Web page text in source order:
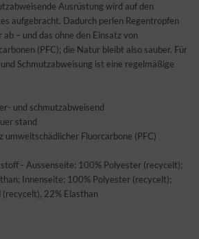
Ausrüstung wird auf den
aufgebracht. Dadurch perlen Regentropfen
– und das ohne den Einsatz von
(PFC); die Natur bleibt also sauber. Für
Schmutzabweisung ist eine regelmäßige
und schmutzabweisend
stand
umweltschädlicher Fluorcarbone (PFC)
- Aussenseite: 100% Polyester (recycelt);
Innenseite: 100% Polyester (recycelt);
22% Elasthan